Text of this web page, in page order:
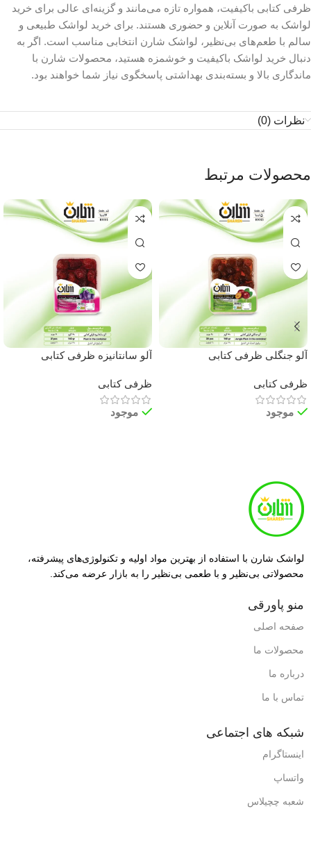
ظرفی کتابی باکیفیت، همواره تازه می‌مانند و گزینه‌ای عالی برای خرید
لواشک به صورت آنلاین و حضوری هستند. برای خرید لواشک طبیعی و
سالم با طعم‌های بی‌نظیر، لواشک شارن انتخابی مناسب است. اگر به
دنبال خرید لواشک باکیفیت و خوشمزه هستید، محصولات شارن با
ماندگاری بالا و بسته‌بندی بهداشتی پاسخگوی نیاز شما خواهند بود.
نظرات (0)
محصولات مرتبط
آلو جنگلی ظرفی کتابی
ظرفی کتابی
موجود
آلو سانتانیزه ظرفی کتابی
ظرفی کتابی
موجود
لواشک شارن با استفاده از بهترین مواد اولیه و تکنولوژی‌های پیشرفته،
محصولاتی بی‌نظیر و با طعمی بی‌نظیر را به بازار عرضه می‌کند.
منو پاورقی
صفحه اصلی
محصولات ما
درباره ما
تماس با ما
شبکه های اجتماعی
اینستاگرام
واتساپ
شعبه چچیلاس